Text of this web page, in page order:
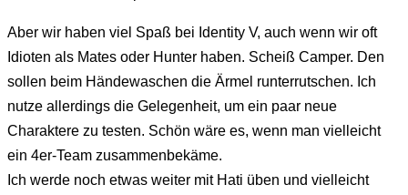
Aber wir haben viel Spaß bei Identity V, auch wenn wir oft
Idioten als Mates oder Hunter haben. Scheiß Camper. Den
sollen beim Händewaschen die Ärmel runterrutschen. Ich
nutze allerdings die Gelegenheit, um ein paar neue
Charaktere zu testen. Schön wäre es, wenn man vielleicht
ein 4er-Team zusammenbekäme.
Ich werde noch etwas weiter mit Hati üben und vielleicht